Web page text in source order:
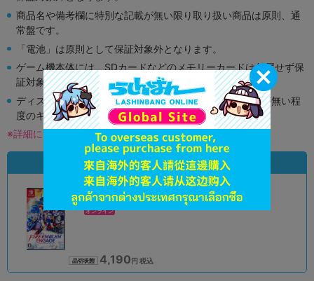
商品名や備考欄に特別な記載が無い限り取り扱い商品は原則、通
常盤です。
「電池」は原則として保証対象外となります。
ゲーム機本体には、SDカードなどのメモリーカードは付属せず保
証対象外となります。
ディスク類の読み取り面のキズに関しまして再生に支障が無い程
度のキズがある場合がございます。
※詳細につきましてはコチラ
状態違いの同一商品
状態 :A
オンライン
品切状態 4,190 円 税込